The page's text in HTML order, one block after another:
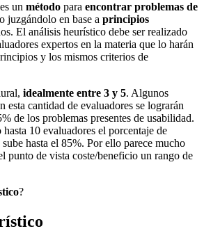
es un método para encontrar problemas de
juzgándolo en base a principios
El análisis heurístico debe ser realizado
expertos en la materia que lo harán
y los mismos criterios de
idealmente entre 3 y 5. Algunos
esta cantidad de evaluadores se lograrán
de los problemas presentes de usabilidad.
10 evaluadores el porcentaje de
hasta el 85%. Por ello parece mucho
punto de vista coste/beneficio un rango de
?